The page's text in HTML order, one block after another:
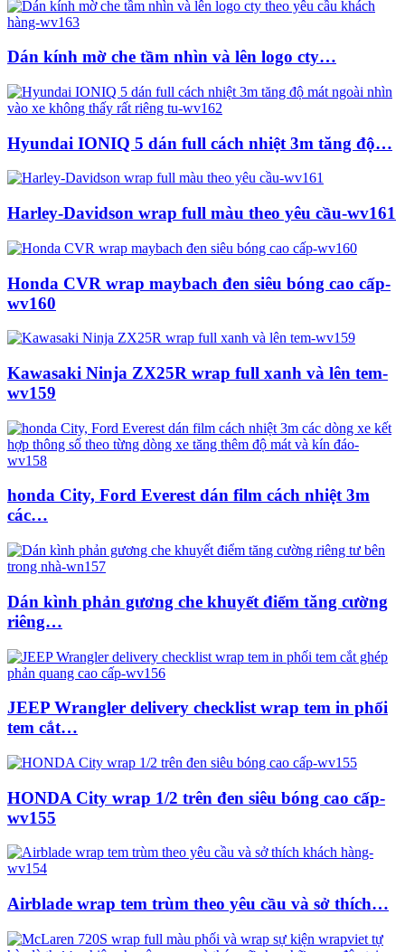
Dán kính mờ che tầm nhìn và lên logo cty…
Hyundai IONIQ 5 dán full cách nhiệt 3m tăng độ…
Harley-Davidson wrap full màu theo yêu cầu-wv161
Honda CVR wrap maybach đen siêu bóng cao cấp-
wv160
Kawasaki Ninja ZX25R wrap full xanh và lên tem-
wv159
honda City, Ford Everest dán film cách nhiệt 3m
các…
Dán kình phản gương che khuyết điểm tăng cường
riêng…
JEEP Wrangler delivery checklist wrap tem in phối
tem cắt…
HONDA City wrap 1/2 trên đen siêu bóng cao cấp-
wv155
Airblade wrap tem trùm theo yêu cầu và sở thích…